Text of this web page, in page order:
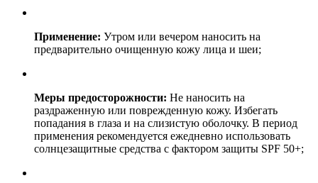
Применение: Утром или вечером наносить на
предварительно очищенную кожу лица и шеи;
Меры предосторожности: Не наносить на
раздраженную или поврежденную кожу. Избегать
попадания в глаза и на слизистую оболочку. В период
применения рекомендуется ежедневно использовать
солнцезащитные средства с фактором защиты SPF 50+;